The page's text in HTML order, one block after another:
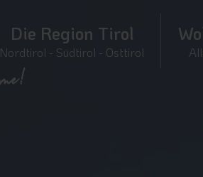
Die Region Tirol
Nordtirol - Südtirol - Osttirol